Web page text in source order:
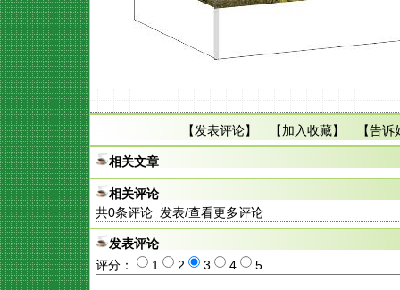
【发表评论】 【加入收藏】 【告诉
相关文章
相关评论
共0条评论 发表/查看更多评论
发表评论
评分：
1 2 3 4 5